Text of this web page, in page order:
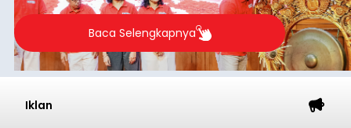
Baca Selengkapnya
Iklan